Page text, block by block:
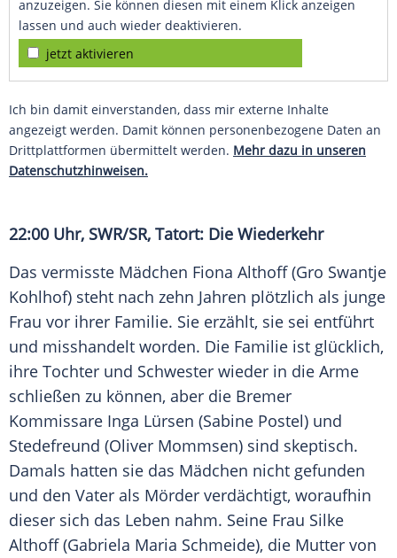
anzuzeigen. Sie können diesen mit einem Klick anzeigen
lassen und auch wieder deaktivieren.
jetzt aktivieren
Ich bin damit einverstanden, dass mir externe Inhalte
angezeigt werden. Damit können personenbezogene Daten an
Drittplattformen übermittelt werden. Mehr dazu in unseren
Datenschutzhinweisen.
22:00 Uhr, SWR/SR, Tatort: Die Wiederkehr
Das vermisste Mädchen Fiona Althoff(Gro Swantje
Kohlhof) steht nach zehn Jahren plötzlich als junge
Frau vor ihrer Familie. Sie erzählt, sie sei entführt
und misshandelt worden. Die Familie ist glücklich,
ihre Tochter und Schwester wieder in die Arme
schließen zu können, aber die Bremer
Kommissare Inga Lürsen (Sabine Postel) und
Stedefreund (Oliver Mommsen) sind skeptisch.
Damals hatten sie das Mädchen nicht gefunden
und den Vater als Mörder verdächtigt, woraufhin
dieser sich das Leben nahm. Seine Frau Silke
Althoff (Gabriela Maria Schmeide), die Mutter von